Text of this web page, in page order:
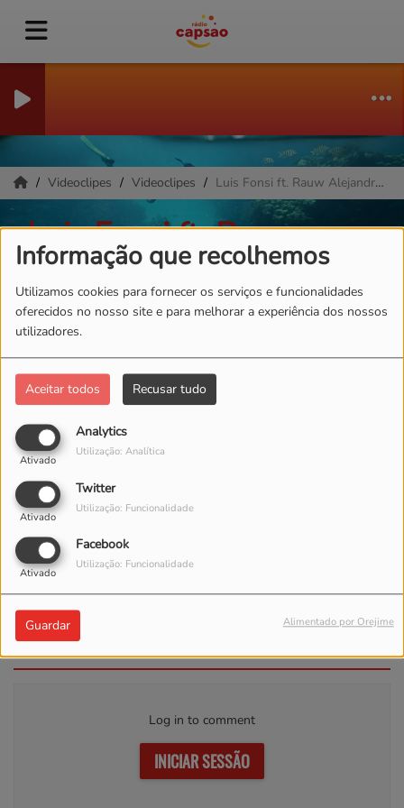
Informação que recolhemos
Utilizamos cookies para fornecer os serviços e funcionalidades
oferecidos no nosso site e para melhorar a experiência dos nossos
utilizadores.
Aceitar todos Recusar tudo
Analytics
Ativado
Utilização: Analítica
Twitter
Ativado
Utilização: Funcionalidade
Facebook
Ativado
Utilização: Funcionalidade
Guardar Alimentado por Orejime
Videoclipes Videoclipes Luis Fonsi ft. Rauw Alejandro - Vacío
Luis Fonsi ft. Rauw
Alejandro - Vacío
Luis Fonsi ft. Rauw Alejandro- Vacío
Comentários(0)
Log in to comment
INICIAR SESSÃO